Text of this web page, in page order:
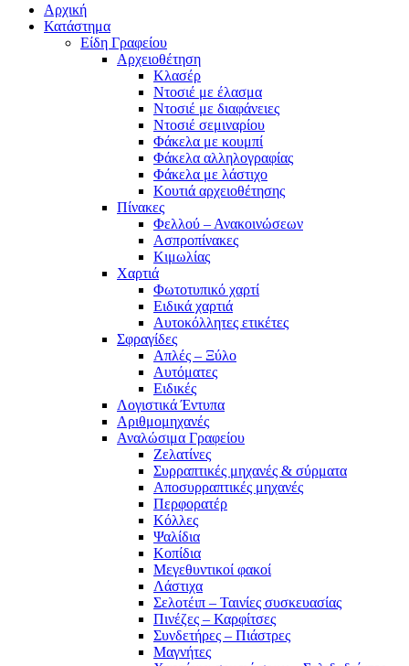
Αρχική
Κατάστημα
Είδη Γραφείου
Αρχειοθέτηση
Κλασέρ
Ντοσιέ με έλασμα
Ντοσιέ με διαφάνειες
Ντοσιέ σεμιναρίου
Φάκελα με κουμπί
Φάκελα αλληλογραφίας
Φάκελα με λάστιχο
Κουτιά αρχειοθέτησης
Πίνακες
Φελλού – Ανακοινώσεων
Ασπροπίνακες
Κιμωλίας
Χαρτιά
Φωτοτυπικό χαρτί
Ειδικά χαρτιά
Αυτοκόλλητες ετικέτες
Σφραγίδες
Απλές – Ξύλο
Αυτόματες
Ειδικές
Λογιστικά Έντυπα
Αριθμομηχανές
Αναλώσιμα Γραφείου
Ζελατίνες
Συρραπτικές μηχανές & σύρματα
Αποσυρραπτικές μηχανές
Περφορατέρ
Κόλλες
Ψαλίδια
Κοπίδια
Μεγεθυντικοί φακοί
Λάστιχα
Σελοτέιπ – Ταινίες συσκευασίας
Πινέζες – Καρφίτσες
Συνδετήρες – Πιάστρες
Μαγνήτες